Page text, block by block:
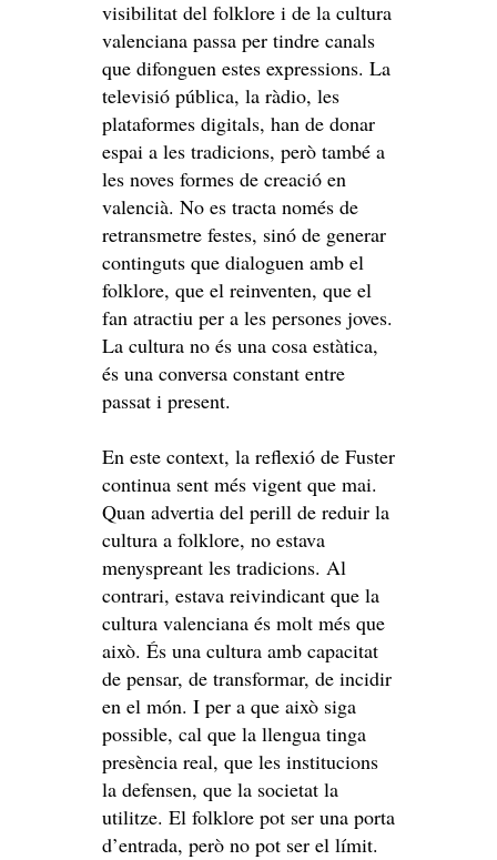
visibilitat del folklore i de la cultura
valenciana passa per tindre canals
que difonguen estes expressions. La
televisió pública, la ràdio, les
plataformes digitals, han de donar
espai a les tradicions, però també a
les noves formes de creació en
valencià. No es tracta només de
retransmetre festes, sinó de generar
continguts que dialoguen amb el
folklore, que el reinventen, que el
fan atractiu per a les persones joves.
La cultura no és una cosa estàtica,
és una conversa constant entre
passat i present.
En este context, la reflexió de Fuster
continua sent més vigent que mai.
Quan advertia del perill de reduir la
cultura a folklore, no estava
menyspreant les tradicions. Al
contrari, estava reivindicant que la
cultura valenciana és molt més que
això. És una cultura amb capacitat
de pensar, de transformar, de incidir
en el món. I per a que això siga
possible, cal que la llengua tinga
presència real, que les institucions
la defensen, que la societat la
utilitze. El folklore pot ser una porta
d’entrada, però no pot ser el límit.